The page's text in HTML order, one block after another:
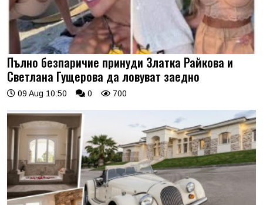
Пълно безпаричие принуди Златка Райкова и
Светлана Гущерова да ловуват заедно
09 Aug 10:50 0 700